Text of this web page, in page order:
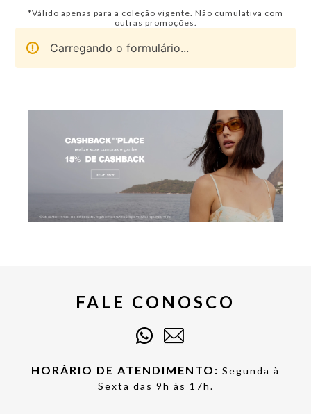
*Válido apenas para a coleção vigente. Não cumulativa com
outras promoções.
Carregando o formulário...
FALE CONOSCO
HORÁRIO DE ATENDIMENTO: Segunda à
Sexta das 9h às 17h.